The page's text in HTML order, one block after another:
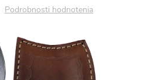
Podrobnosti hodnotenia